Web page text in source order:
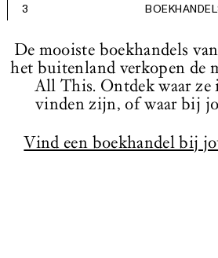
3
De mooiste boekhandels
het buitenland verkopen de
All This. Ontdek waar ze
vinden zijn, of waar bij
Vind een boekhandel bij